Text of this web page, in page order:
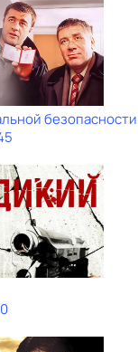
безопасности